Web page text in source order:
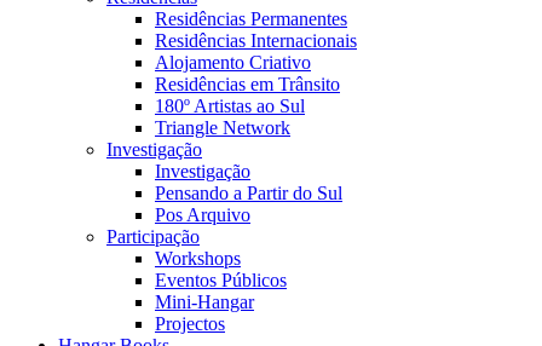
Residências Permanentes
Residências Internacionais
Alojamento Criativo
Residências em Trânsito
180º Artistas ao Sul
Triangle Network
Investigação
Investigação
Pensando a Partir do Sul
Pos Arquivo
Participação
Workshops
Eventos Públicos
Mini-Hangar
Projectos